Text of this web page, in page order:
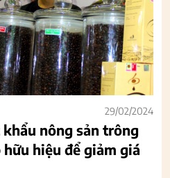
29/02/2024
nông sản trông
hiệu để giảm giá